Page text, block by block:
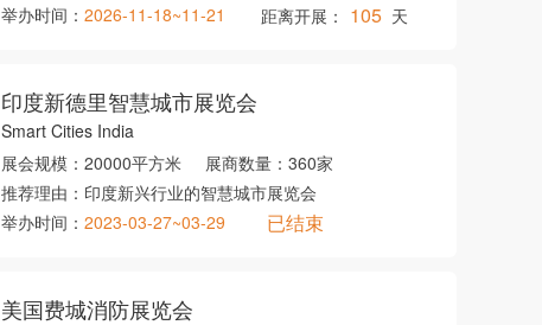
举办时间： 2026-11-18~11-21 距离开展： 105 天
印度新德里智慧城市展览会
Smart Cities India
展会规模： 20000平方米 展商数量： 360家
推荐理由： 印度新兴行业的智慧城市展览会
举办时间： 2023-03-27~03-29 已结束
美国费城消防展览会